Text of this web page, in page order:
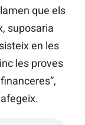
que els
suposaria
en les
les proves